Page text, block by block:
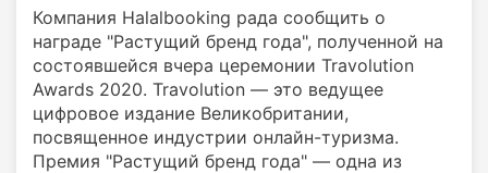
Компания Halalbooking рада сообщить о
награде "Растущий бренд года", полученной на
состоявшейся вчера церемонии Travolution
Awards 2020. Travolution — это ведущее
цифровое издание Великобритании,
посвященное индустрии онлайн-туризма.
Премия "Растущий бренд года" — одна из